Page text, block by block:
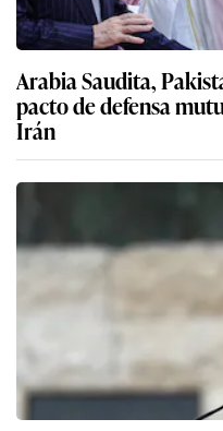
Arabia Saudita,
pacto de defensa
Irán